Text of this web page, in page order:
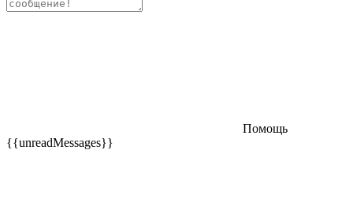
Помощь
{{unreadMessages}}